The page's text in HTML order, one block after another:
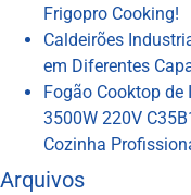
Frigopro Cooking!
Caldeirões
em Diferentes
Fogão Cooktop
3500W 220V
Cozinha
Arquivos